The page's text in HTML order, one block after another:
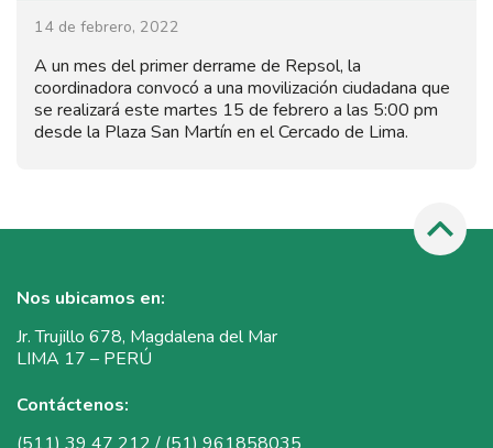
14 de febrero, 2022
A un mes del primer derrame de Repsol, la
coordinadora convocó a una movilización ciudadana que
se realizará este martes 15 de febrero a las 5:00 pm
desde la Plaza San Martín en el Cercado de Lima.
Nos ubicamos en:
Jr. Trujillo 678, Magdalena del Mar
LIMA 17 – PERÚ
Contáctenos: